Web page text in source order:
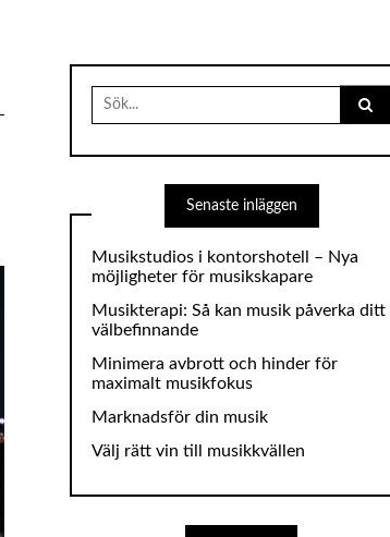
for:
Senaste inläggen
Musikstudios i kontorshotell – Nya
möjligheter för musikskapare
Musikterapi: Så kan musik påverka ditt
välbefinnande
Minimera avbrott och hinder för
maximalt musikfokus
Marknadsför din musik
Välj rätt vin till musikkvällen